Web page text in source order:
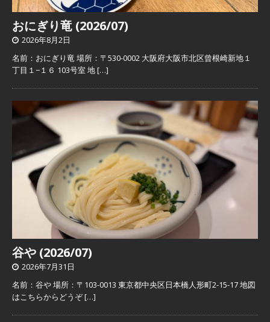
おにぎり竜 (2026/07)
2026年8月2日
名前：おにぎり竜 場所：〒530-0002 大阪府大阪市北区曾根崎新地１
丁目１−１６ 103号室 地[…]
谷や (2026/07)
2026年7月31日
名前：谷や 場所：〒103-0013 東京都中央区日本橋人形町2-15-17 地図
はこちらからどうぞ[…]